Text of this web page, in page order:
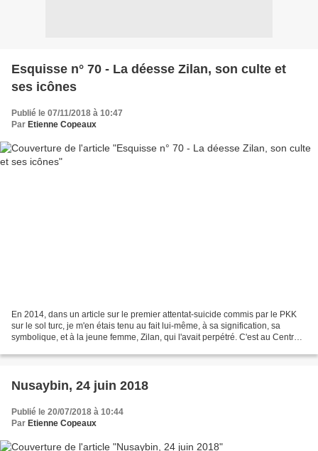
Esquisse n° 70 - La déesse Zilan, son culte et
ses icônes
Publié le 07/11/2018 à 10:47
Par Etienne Copeaux
En 2014, dans un article sur le premier attentat-suicide commis par le PKK
sur le sol turc, je m'en étais tenu au fait lui-même, à sa signification, sa
symbolique, et à la jeune femme, Zilan, qui l'avait perpétré. C'est au Centre
Nusaybin, 24 juin 2018
Publié le 20/07/2018 à 10:44
Par Etienne Copeaux